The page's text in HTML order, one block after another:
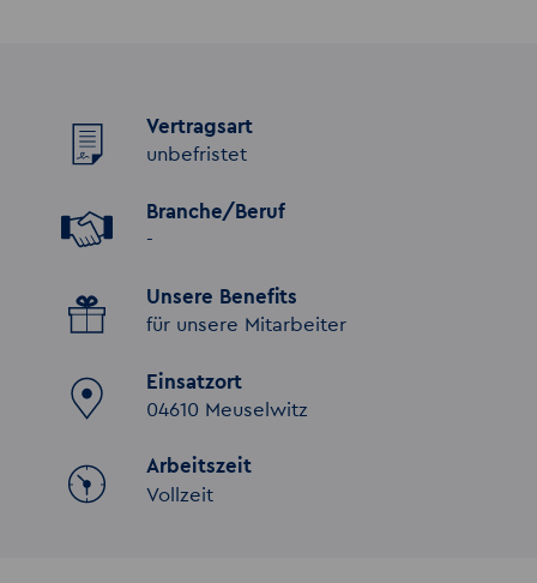
Vertragsart
unbefristet
Branche/Beruf
-
Unsere Benefits
für unsere Mitarbeiter
Einsatzort
04610 Meuselwitz
Arbeitszeit
Vollzeit